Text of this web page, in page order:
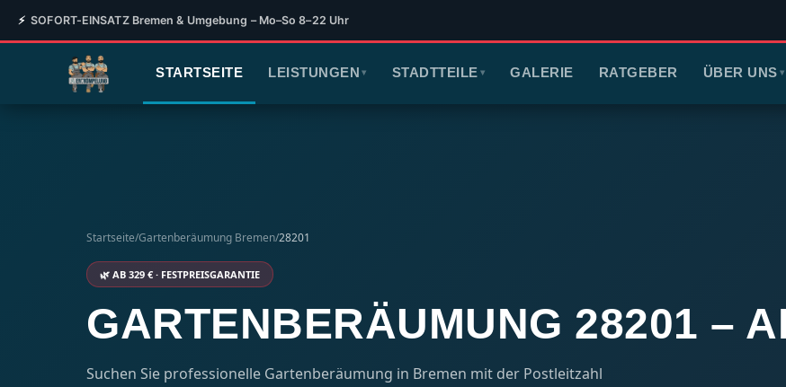
⚡ SOFORT-EINSATZ Bremen & Umgebung – Mo–So 8–22 Uhr
STARTSEITE LEISTUNGEN ▾ STADTTEILE ▾ GALERIE RATGEBER ÜBER UNS ▾
Startseite/Gartenberäumung Bremen/28201
🌿 AB 329 € · FESTPREISGARANTIE
GARTENBERÄUMUNG 28201 –
Suchen Sie professionelle Gartenberäumung in Bremen mit der Postleitzahl